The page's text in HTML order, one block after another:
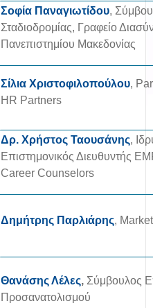
Σοφία Παναγιωτίδου,
Σταδιοδρομίας, Γραφείο
Πανεπιστημίου Μακεδονίας
Σίλια Χριστοφιλοπούλου,
HR Partners
Δρ. Χρήστος Ταουσάνης,
Επιστημονικός Διευθυντής
Career Counselors
Δημήτρης Παρλιάρης,
Θανάσης Λέλες, Σύμβουλος
Προσανατολισμού